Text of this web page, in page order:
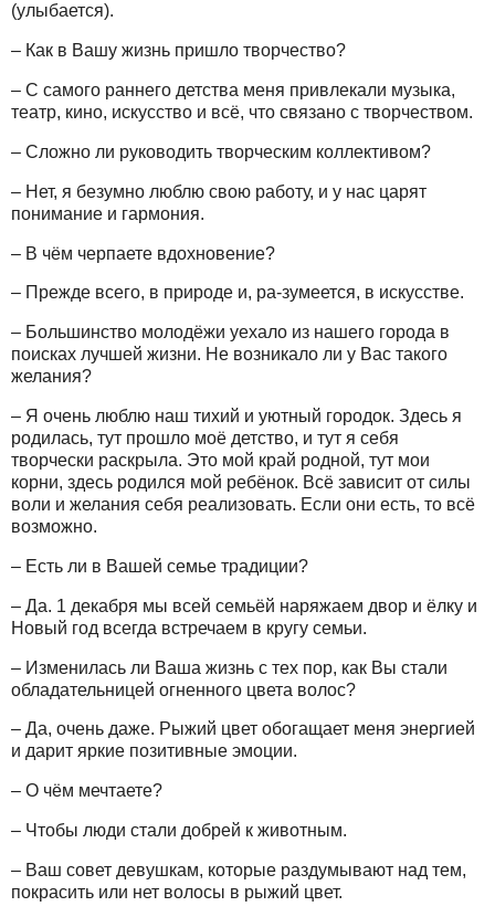
(улыбается).
– Как в Вашу жизнь пришло творчество?
– С самого раннего детства меня привлекали музыка,
театр, кино, искусство и всё, что связано с творчеством.
– Сложно ли руководить творческим коллективом?
– Нет, я безумно люблю свою работу, и у нас царят
понимание и гармония.
– В чём черпаете вдохновение?
– Прежде всего, в природе и, ра-зумеется, в искусстве.
– Большинство молодёжи уехало из нашего города в
поисках лучшей жизни. Не возникало ли у Вас такого
желания?
– Я очень люблю наш тихий и уютный городок. Здесь я
родилась, тут прошло моё детство, и тут я себя
творчески раскрыла. Это мой край родной, тут мои
корни, здесь родился мой ребёнок. Всё зависит от силы
воли и желания себя реализовать. Если они есть, то всё
возможно.
– Есть ли в Вашей семье традиции?
– Да. 1 декабря мы всей семьёй наряжаем двор и ёлку и
Новый год всегда встречаем в кругу семьи.
– Изменилась ли Ваша жизнь с тех пор, как Вы стали
обладательницей огненного цвета волос?
– Да, очень даже. Рыжий цвет обогащает меня энергией
и дарит яркие позитивные эмоции.
– О чём мечтаете?
– Чтобы люди стали добрей к животным.
– Ваш совет девушкам, которые раздумывают над тем,
покрасить или нет волосы в рыжий цвет.